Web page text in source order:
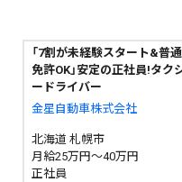
「7割が未経験スタート&普通
免許OK」安定の正社員!タク
ードライバー
金星自動車株式会社
北海道 札幌市
月給25万円～40万円
正社員